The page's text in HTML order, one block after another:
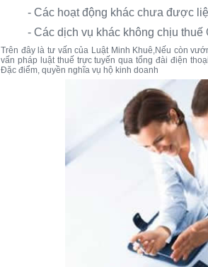
- Các hoạt động khác chưa được
- Các dịch vụ khác không chịu thuế
Trên đây là tư vấn của Luật Minh Khuê,Nếu còn
vấn pháp luật thuế trực tuyến qua tổng đài điện
Đặc điểm, quyền nghĩa vụ hộ kinh doanh